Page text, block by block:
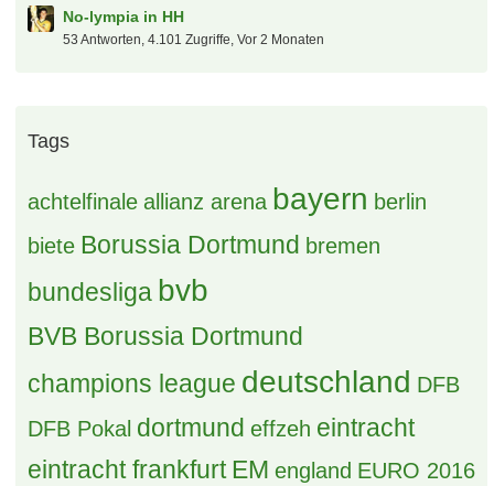
No-lympia in HH
53 Antworten, 4.101 Zugriffe, Vor 2 Monaten
Tags
achtelfinale allianz arena bayern berlin
biete Borussia Dortmund bremen
bundesliga bvb
BVB Borussia Dortmund
champions league deutschland DFB
DFB Pokal dortmund effzeh eintracht
eintracht frankfurt EM england EURO 2016